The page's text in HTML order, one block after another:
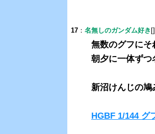
17 ： 名無しのガンダム好き
無数のグフにそ
朝夕に一体ずつ
新沼けんじの鳩
HGBF 1/144 グ